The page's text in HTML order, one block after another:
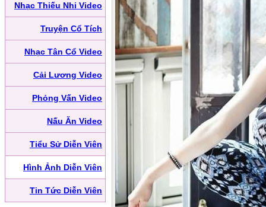
Nhạc Thiếu Nhi Video
Truyện Cổ Tích
Nhạc Tân Cổ Video
Cải Lương Video
Phỏng Vấn Video
Nấu Ăn Video
Tiểu Sử Diễn Viên
Hình Ảnh Diễn Viên
Tin Tức Diễn Viên